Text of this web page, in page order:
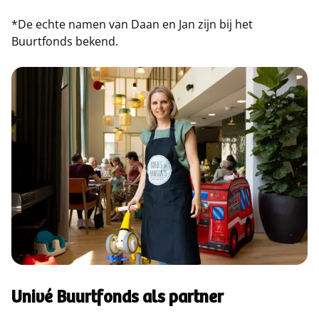
*De echte namen van Daan en Jan zijn bij het
Buurtfonds bekend.
Univé Buurtfonds als partner